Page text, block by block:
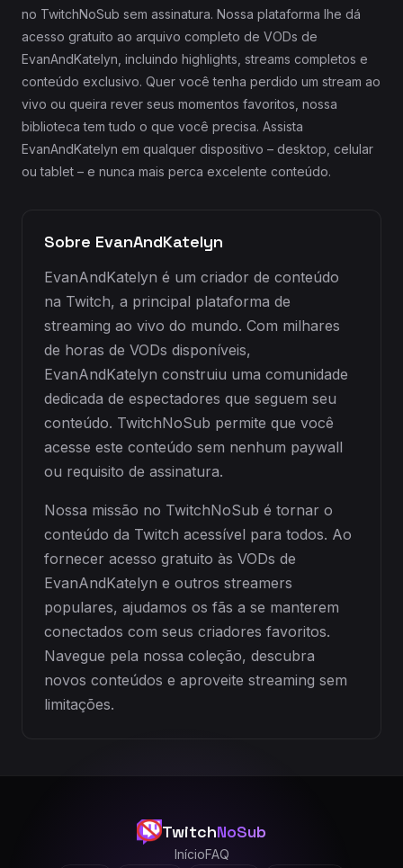
no TwitchNoSub sem assinatura. Nossa plataforma lhe dá
acesso gratuito ao arquivo completo de VODs de
EvanAndKatelyn, incluindo highlights, streams completos e
conteúdo exclusivo. Quer você tenha perdido um stream ao
vivo ou queira rever seus momentos favoritos, nossa
biblioteca tem tudo o que você precisa. Assista
EvanAndKatelyn em qualquer dispositivo – desktop, celular
ou tablet – e nunca mais perca excelente conteúdo.
Sobre EvanAndKatelyn
EvanAndKatelyn é um criador de conteúdo
na Twitch, a principal plataforma de
streaming ao vivo do mundo. Com milhares
de horas de VODs disponíveis,
EvanAndKatelyn construiu uma comunidade
dedicada de espectadores que seguem seu
conteúdo. TwitchNoSub permite que você
acesse este conteúdo sem nenhum paywall
ou requisito de assinatura.
Nossa missão no TwitchNoSub é tornar o
conteúdo da Twitch acessível para todos. Ao
fornecer acesso gratuito às VODs de
EvanAndKatelyn e outros streamers
populares, ajudamos os fãs a se manterem
conectados com seus criadores favoritos.
Navegue pela nossa coleção, descubra
novos conteúdos e aproveite streaming sem
limitações.
TwitchNoSub
InícioFAQ